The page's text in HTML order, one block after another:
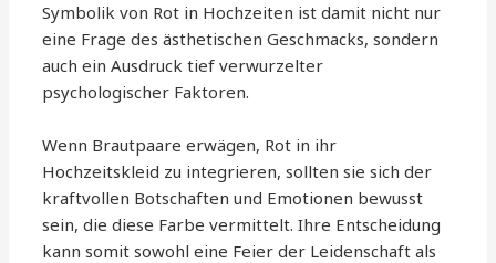
Symbolik von Rot in Hochzeiten ist damit nicht nur
eine Frage des ästhetischen Geschmacks, sondern
auch ein Ausdruck tief verwurzelter
psychologischer Faktoren.
Wenn Brautpaare erwägen, Rot in ihr
Hochzeitskleid zu integrieren, sollten sie sich der
kraftvollen Botschaften und Emotionen bewusst
sein, die diese Farbe vermittelt. Ihre Entscheidung
kann somit sowohl eine Feier der Leidenschaft als